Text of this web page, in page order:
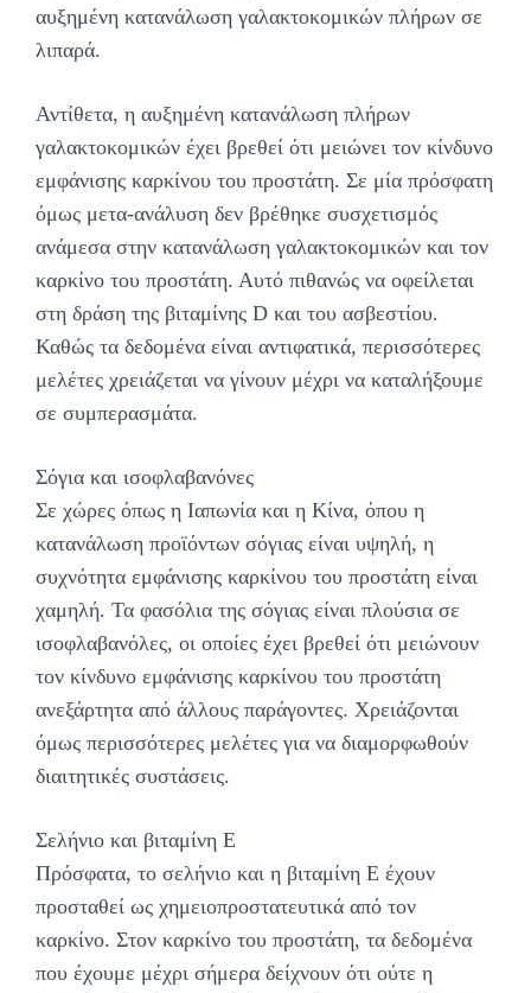
αυξημένη κατανάλωση γαλακτοκομικών πλήρων σε
λιπαρά.
Αντίθετα, η αυξημένη κατανάλωση πλήρων
γαλακτοκομικών έχει βρεθεί ότι μειώνει τον κίνδυνο
εμφάνισης καρκίνου του προστάτη. Σε μία πρόσφατη
όμως μετα-ανάλυση δεν βρέθηκε συσχετισμός
ανάμεσα στην κατανάλωση γαλακτοκομικών και τον
καρκίνο του προστάτη. Αυτό πιθανώς να οφείλεται
στη δράση της βιταμίνης D και του ασβεστίου.
Καθώς τα δεδομένα είναι αντιφατικά, περισσότερες
μελέτες χρειάζεται να γίνουν μέχρι να καταλήξουμε
σε συμπερασμάτα.
Σόγια και ισοφλαβανόνες
Σε χώρες όπως η Ιαπωνία και η Κίνα, όπου η
κατανάλωση προϊόντων σόγιας είναι υψηλή, η
συχνότητα εμφάνισης καρκίνου του προστάτη είναι
χαμηλή. Τα φασόλια της σόγιας είναι πλούσια σε
ισοφλαβανόλες, οι οποίες έχει βρεθεί ότι μειώνουν
τον κίνδυνο εμφάνισης καρκίνου του προστάτη
ανεξάρτητα από άλλους παράγοντες. Χρειάζονται
όμως περισσότερες μελέτες για να διαμορφωθούν
διαιτητικές συστάσεις.
Σελήνιο και βιταμίνη Ε
Πρόσφατα, το σελήνιο και η βιταμίνη Ε έχουν
προσταθεί ως χημειοπροστατευτικά από τον
καρκίνο. Στον καρκίνο του προστάτη, τα δεδομένα
που έχουμε μέχρι σήμερα δείχνουν ότι ούτε η